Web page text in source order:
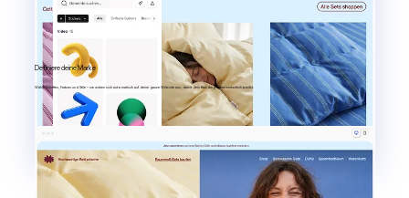
Definiere deine Marke
Wähle Schriften, Farben und Stile – sie wirken sich automatisch auf deine ganze Website aus, damit dein Branding immer einheitlich bleibt.